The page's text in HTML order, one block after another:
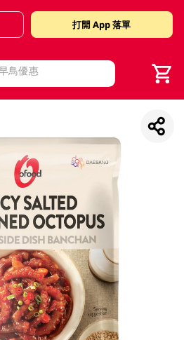
2026
打開 App 落單